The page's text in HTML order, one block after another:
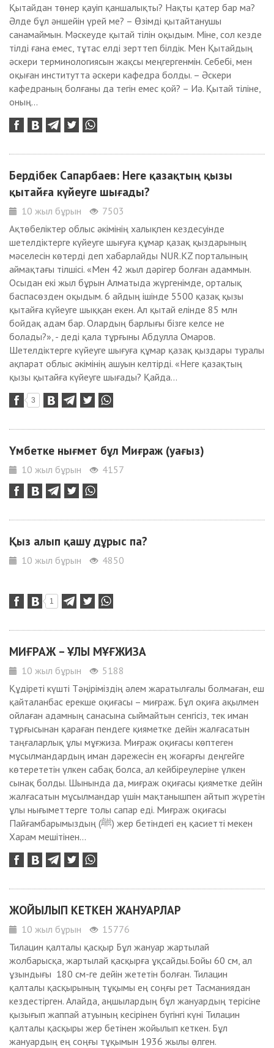
Қытайдан төнер қауіп қаншалықты? Нақты қатер бар ма?
Әлде бұл әншейін үрей ме? – Өзімді қытайтанушы
санамаймын. Мәскеуде қытай тілін оқыдым. Міне, сол кезде
тілді ғана емес, тұтас елді зерттеп білдік. Мен Қытайдың
әскери терминологиясын жақсы меңгергенмін. Себебі, мен
оқыған институтта әскери кафедра болды. – Әскери
кафедраның болғаны да тегін емес қой? – Иә. Қытай тіліне,
оның...
Бердібек Сапарбаев: Неге қазақтың қызы
қытайға күйеуге шығады?
10 жыл бұрын
7503
Ақтөбеліктер облыс әкімінің халықпен кездесуінде
шетелдіктерге күйеуге шығуға құмар қазақ қыздарының
мәселесін көтерді деп хабарлайды NUR.KZ порталының
аймақтағы тілшісі. «Мен 42 жыл дәрігер болған адаммын.
Осыдан екі жыл бұрын Алматыда жүргенімде, орталық
баспасөзден оқыдым. 6 айдың ішінде 5500 қазақ қызы
қытайға күйеуге шыққан екен. Ал қытай елінде 85 млн
бойдақ адам бар. Олардың барлығы бізге келсе не
болады?», - деді қала тұрғыны Абдулла Омаров.
Шетелдіктерге күйеуге шығуға құмар қазақ қыздары туралы
ақпарат облыс әкімінің ашуын келтірді. «Неге қазақтың
қызы қытайға күйеуге шығады? Қайда...
3
Үмбетке нығмет бұл Миғраж (уағыз)
10 жыл бұрын 4157
Қыз алып қашу дұрыс па?
10 жыл бұрын 4850
1
МИҒРАЖ – ҰЛЫ МҰҒЖИЗА
10 жыл бұрын
5188
Құдіреті күшті Тәңіріміздің әлем жаратылғалы болмаған, еш
қайталанбас ерекше оқиғасы – миғраж. Бұл оқиға ақылмен
ойлаған адамның санасына сыймайтын сенгісіз, тек иман
тұрғысынан қараған пендеге қияметке дейін жалғасатын
таңғаларлық ұлы мұғжиза. Миғраж оқиғасы көптеген
мұсылмандардың иман дәрежесін ең жоғарғы деңгейге
көтерететін үлкен сабақ болса, ал кейбіреулеріне үлкен
сынақ болды. Шынында да, миғраж оқиғасы қияметке дейін
жалғасатын мұсылмандар үшін мақтанышпен айтып жүретін
ұлы нығыметтерге толы сапар еді. Миғраж оқиғасы
Пайғамбарымыздың (ﷺ) жер бетіндегі ең қасиетті мекен
Харам мешітінен...
ЖОЙЫЛЫП КЕТКЕН ЖАНУАРЛАР
10 жыл бұрын
15776
Тилацин қалталы қасқыр Бұл жануар жартылай
жолбарысқа, жартылай қасқырға ұқсайды.Бойы 60 см, ал
ұзындығы 180 см-ге дейін жететін болған. Тилацин
қалталы қасқырының тұқымы ең соңғы рет Тасманиядан
кездестірген. Алайда, аңшылардың бұл жануардың терісіне
қызығып жаппай атуының кесірінен бүгінгі күні Тилацин
қалталы қасқыры жер бетінен жойылып кеткен. Бұл
жануардың ең соңғы тұқымын 1936 жылы өлген.